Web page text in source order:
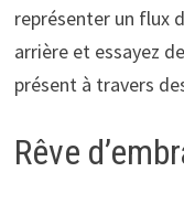
représenter un flux
arrière et essayez
présent à travers
Rêve